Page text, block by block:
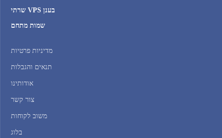
שרתי VPS בענן
שמות מתחם
מדיניות פרטיות
תנאים והגבלות
אודותינו
צור קשר
משוב לקוחות
בלוג